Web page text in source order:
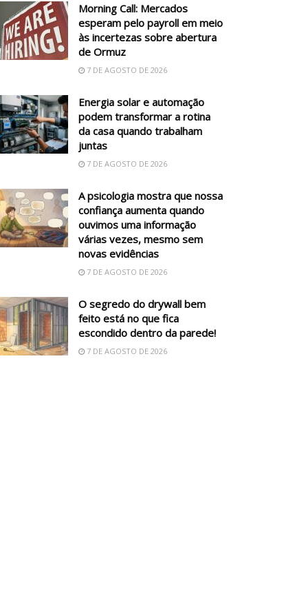
Morning Call: Mercados
esperam pelo payroll em meio
às incertezas sobre abertura
de Ormuz
7 DE AGOSTO DE 2026
Energia solar e automação
podem transformar a rotina
da casa quando trabalham
juntas
7 DE AGOSTO DE 2026
A psicologia mostra que nossa
confiança aumenta quando
ouvimos uma informação
várias vezes, mesmo sem
novas evidências
7 DE AGOSTO DE 2026
O segredo do drywall bem
feito está no que fica
escondido dentro da parede!
7 DE AGOSTO DE 2026